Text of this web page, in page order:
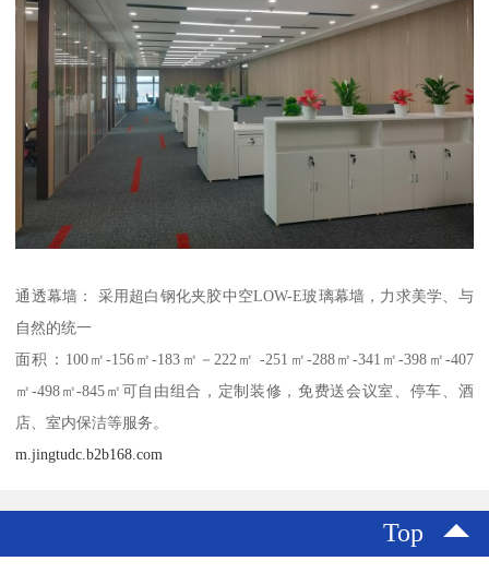
通透幕墙： 采用超白钢化夹胶中空LOW-E玻璃幕墙，力求美学、与
自然的统一
面积：100㎡-156㎡-183㎡－222㎡ -251㎡-288㎡-341㎡-398㎡-407
㎡-498㎡-845㎡可自由组合，定制装修，免费送会议室、停车、酒
店、室内保洁等服务。
m.jingtudc.b2b168.com
Top